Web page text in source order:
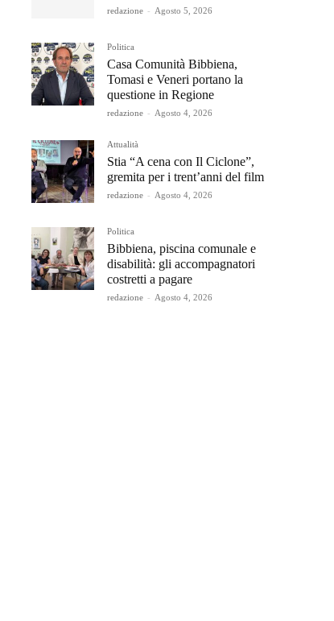
redazione - Agosto 5, 2026
Politica
Casa Comunità Bibbiena,
Tomasi e Veneri portano la
questione in Regione
redazione - Agosto 4, 2026
Attualità
Stia “A cena con Il Ciclone”,
gremita per i trent’anni del film
redazione - Agosto 4, 2026
Politica
Bibbiena, piscina comunale e
disabilità: gli accompagnatori
costretti a pagare
redazione - Agosto 4, 2026